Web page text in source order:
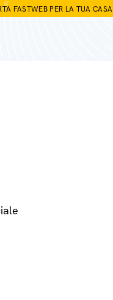
FASTWEB PER LA TUA CASA